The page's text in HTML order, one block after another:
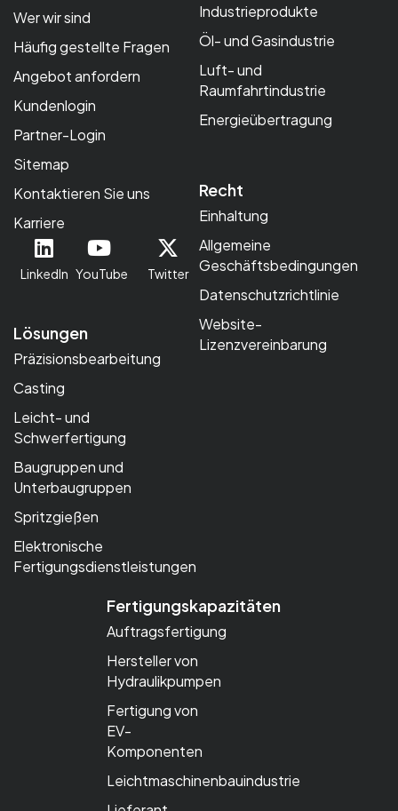
Wer wir sind
Häufig gestellte Fragen
Angebot anfordern
Kundenlogin
Partner-Login
Sitemap
Kontaktieren Sie uns
Karriere
LinkedIn YouTube Twitter
Lösungen
Präzisionsbearbeitung
Casting
Leicht- und
Schwerfertigung
Baugruppen und
Unterbaugruppen
Spritzgießen
Elektronische
Fertigungsdienstleistungen
Fertigungskapazitäten
Auftragsfertigung
Hersteller von
Hydraulikpumpen
Fertigung von
EV-
Komponenten
Leichtmaschinenbauindustrie
Industrieprodukte
Öl- und Gasindustrie
Luft- und
Raumfahrtindustrie
Energieübertragung
Recht
Einhaltung
Allgemeine
Geschäftsbedingungen
Datenschutzrichtlinie
Website-
Lizenzvereinbarung